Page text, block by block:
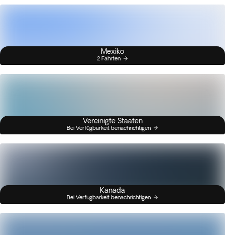
Mexiko
2 Fahrten
Vereinigte Staaten
Bei Verfügbarkeit benachrichtigen
Kanada
Bei Verfügbarkeit benachrichtigen